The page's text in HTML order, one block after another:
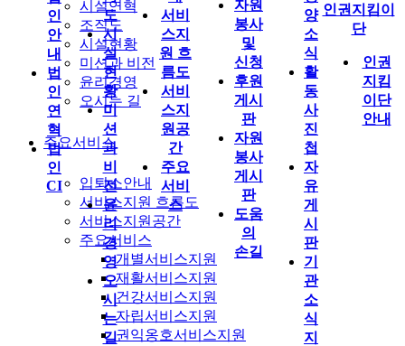
시설연혁
조직도
시설현황
미션과 비전
윤리경영
오시는 길
주요서비스
입퇴소안내
서비스지원 흐름도
서비스지원공간
주요서비스
개별서비스지원
재활서비스지원
건강서비스지원
자립서비스지원
권익옹호서비스지원
인
안
내
법
인
연
혁
법
인
CI
도
시
설
현
황
미
션
과
비
전
윤
리
경
영
오
시
는
길
서비
스지
원 흐
름도
서비
스지
원공
간
주요
서비
스
자원
봉사
및
신청
후원
게시
판
자원
봉사
게시
판
도움
의
손길
양
소
식
활
동
사
진
첩
자
유
게
시
판
기
관
소
식
지
인권지킴이
단
인권
지킴
이단
안내